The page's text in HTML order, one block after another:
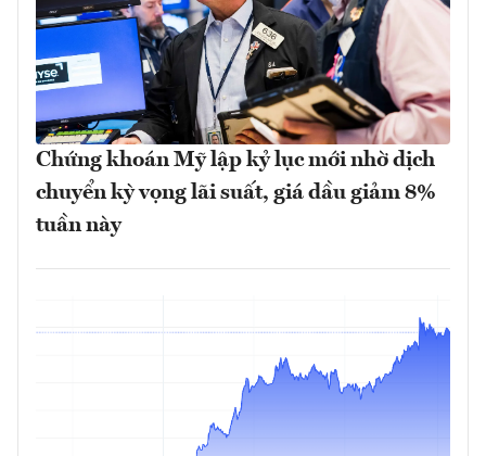
Chứng khoán Mỹ lập kỷ lục mới nhờ dịch
chuyển kỳ vọng lãi suất, giá dầu giảm 8%
tuần này